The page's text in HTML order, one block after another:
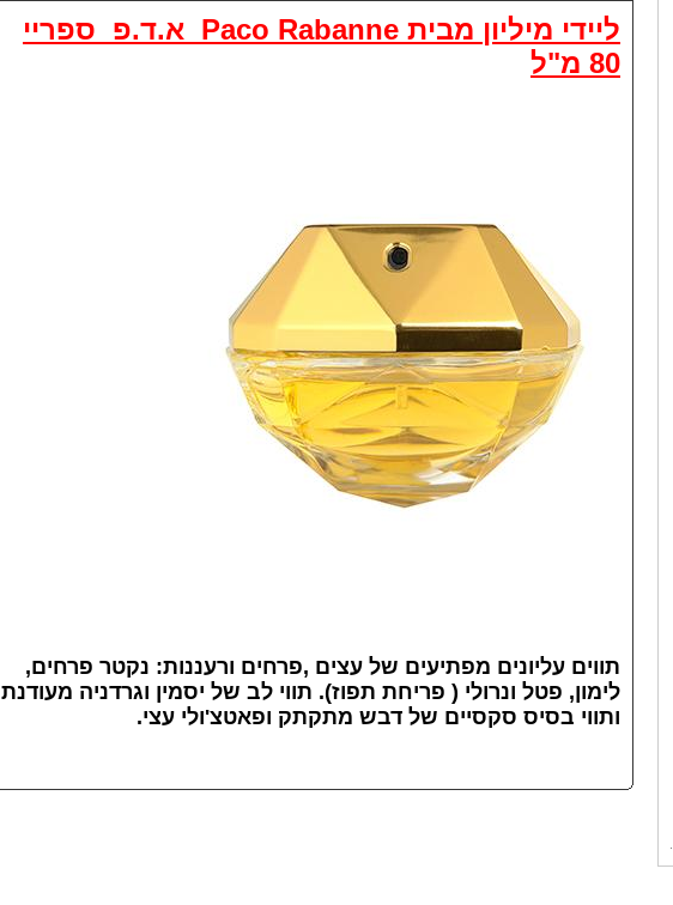
ליידי מיליון מבית Paco Rabanne א.ד.פ ספריי
80 מ"ל
תווים עליונים מפתיעים של עצים ,פרחים ורעננות: נקטר פרחים,
לימון, פטל ונרולי ( פריחת תפוז). תווי לב של יסמין וגרדניה מעודנת
ותווי בסיס סקסיים של דבש מתקתק ופאטצ'ולי עצי.